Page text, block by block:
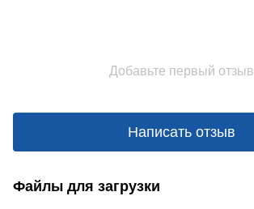
Добавьте первый отзыв
Написать отзыв
Файлы для загрузки